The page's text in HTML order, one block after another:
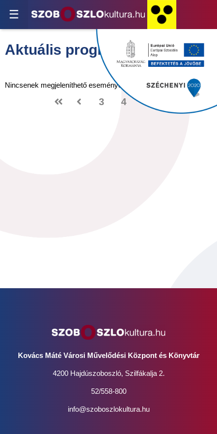
☰
Aktuális programjaink
Nincsenek megjeleníthető események.
3 4
Kovács Máté Városi Művelődési Központ és Könyvtár
4200 Hajdúszoboszló, Szilfákalja 2.
52/558-800
info@szoboszlokultura.hu